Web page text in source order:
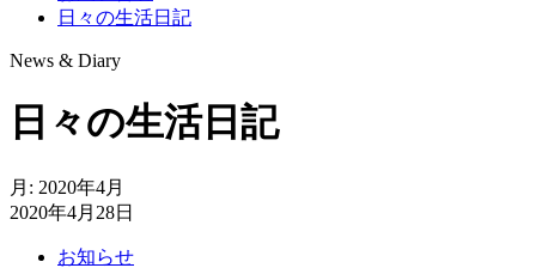
日々の生活日記
News & Diary
日々の生活日記
月: 2020年4月
2020年4月28日
お知らせ